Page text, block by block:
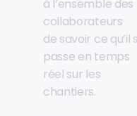
à l’ensemble des
collaborateurs
de savoir ce qu’il
passe en temps
réel sur les
chantiers.